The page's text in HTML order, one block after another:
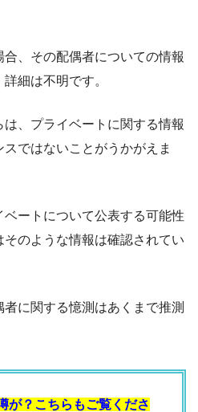
、その配偶者についての情報
細は不明です。
、プライベートに関する情報
ではないことがうかがえま
ートについて公表する可能性
そのような情報は確認されてい
に関する憶測はあくまで推測
が？こちらもご覧くださ